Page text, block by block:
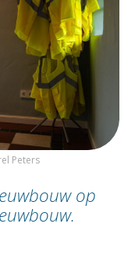
Peters
op